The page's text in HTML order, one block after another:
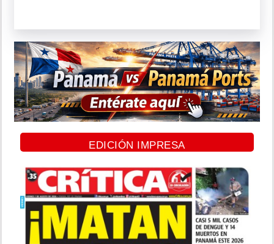
EDICIÓN IMPRESA